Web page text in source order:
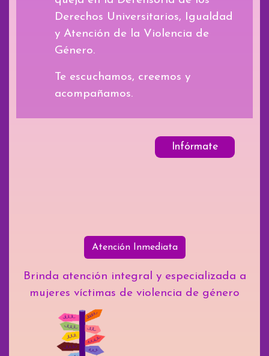
Derechos Universitarios, Igualdad
y Atención de la Violencia de
Género.
Te escuchamos, creemos y
acompañamos.
Infórmate
Atención Inmediata
Brinda atención integral y especializada a
mujeres víctimas de violencia de género